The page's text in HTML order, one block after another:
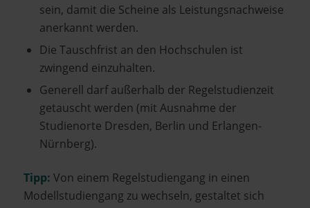
sein, damit die Scheine als Leistungsnachweise
anerkannt werden.
Die Tauschfrist an den Hochschulen ist
zwingend einzuhalten.
Generell darf außerhalb der Regelstudienzeit
getauscht werden (mit Ausnahme der
Studienorte Dresden, Berlin und Erlangen-
Nürnberg).
Tipp: Von einem Regelstudiengang in einen
Modellstudiengang zu wechseln, gestaltet sich